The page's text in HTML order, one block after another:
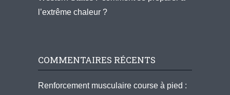
l’extrême chaleur ?
COMMENTAIRES RÉCENTS
Renforcement musculaire course à pied :